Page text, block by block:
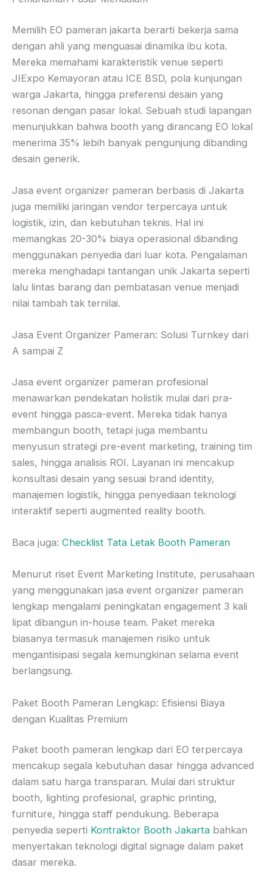
Memilih EO pameran jakarta berarti bekerja sama
dengan ahli yang menguasai dinamika ibu kota.
Mereka memahami karakteristik venue seperti
JIExpo Kemayoran atau ICE BSD, pola kunjungan
warga Jakarta, hingga preferensi desain yang
resonan dengan pasar lokal. Sebuah studi lapangan
menunjukkan bahwa booth yang dirancang EO lokal
menerima 35% lebih banyak pengunjung dibanding
desain generik.
Jasa event organizer pameran berbasis di Jakarta
juga memiliki jaringan vendor terpercaya untuk
logistik, izin, dan kebutuhan teknis. Hal ini
memangkas 20-30% biaya operasional dibanding
menggunakan penyedia dari luar kota. Pengalaman
mereka menghadapi tantangan unik Jakarta seperti
lalu lintas barang dan pembatasan venue menjadi
nilai tambah tak ternilai.
Jasa Event Organizer Pameran: Solusi Turnkey dari
A sampai Z
Jasa event organizer pameran profesional
menawarkan pendekatan holistik mulai dari pra-
event hingga pasca-event. Mereka tidak hanya
membangun booth, tetapi juga membantu
menyusun strategi pre-event marketing, training tim
sales, hingga analisis ROI. Layanan ini mencakup
konsultasi desain yang sesuai brand identity,
manajemen logistik, hingga penyediaan teknologi
interaktif seperti augmented reality booth.
Baca juga: Checklist Tata Letak Booth Pameran
Menurut riset Event Marketing Institute, perusahaan
yang menggunakan jasa event organizer pameran
lengkap mengalami peningkatan engagement 3 kali
lipat dibangun in-house team. Paket mereka
biasanya termasuk manajemen risiko untuk
mengantisipasi segala kemungkinan selama event
berlangsung.
Paket Booth Pameran Lengkap: Efisiensi Biaya
dengan Kualitas Premium
Paket booth pameran lengkap dari EO terpercaya
mencakup segala kebutuhan dasar hingga advanced
dalam satu harga transparan. Mulai dari struktur
booth, lighting profesional, graphic printing,
furniture, hingga staff pendukung. Beberapa
penyedia seperti Kontraktor Booth Jakarta bahkan
menyertakan teknologi digital signage dalam paket
dasar mereka.